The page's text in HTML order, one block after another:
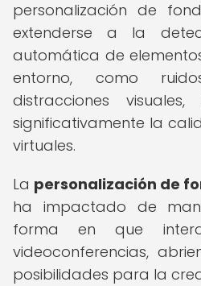
personalización de
extenderse a la
automática de
entorno, como
distracciones
significativamente la
virtuales.
La personalización de
ha impactado de
forma en que
videoconferencias,
posibilidades para la